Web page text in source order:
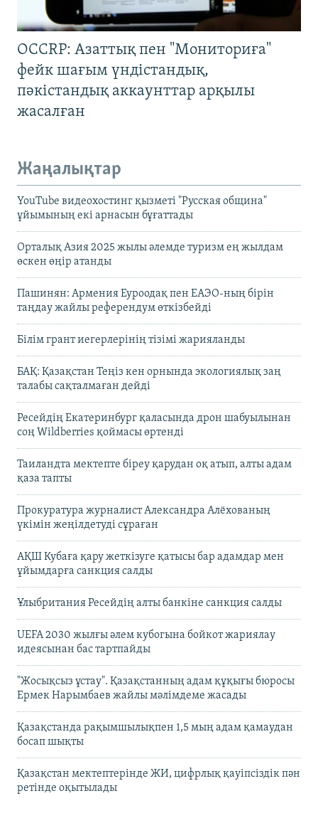
OCCRP: Азаттық пен "Мониториға"
фейк шағым үндістандық,
пәкістандық аккаунттар арқылы
жасалған
Жаңалықтар
YouTube видеохостинг қызметі "Русская община"
ұйымының екі арнасын бұғаттады
Орталық Азия 2025 жылы әлемде туризм ең жылдам
өскен өңір атанды
Пашинян: Армения Еуроодақ пен ЕАЭО-ның бірін
таңдау жайлы референдум өткізбейді
Білім грант иегерлерінің тізімі жарияланды
БАҚ: Қазақстан Теңіз кен орнында экологиялық заң
талабы сақталмаған дейді
Ресейдің Екатеринбург қаласында дрон шабуылынан
соң Wildberries қоймасы өртенді
Таиландта мектепте біреу қарудан оқ атып, алты адам
қаза тапты
Прокуратура журналист Александра Алёхованың
үкімін жеңілдетуді сұраған
АҚШ Кубаға қару жеткізуге қатысы бар адамдар мен
ұйымдарға санкция салды
Ұлыбритания Ресейдің алты банкіне санкция салды
UEFA 2030 жылғы әлем кубогына бойкот жариялау
идеясынан бас тартпайды
"Жосықсыз ұстау". Қазақстанның адам құқығы бюросы
Ермек Нарымбаев жайлы мәлімдеме жасады
Қазақстанда рақымшылықпен 1,5 мың адам қамаудан
босап шықты
Қазақстан мектептерінде ЖИ, цифрлық қауіпсіздік пән
ретінде оқытылады